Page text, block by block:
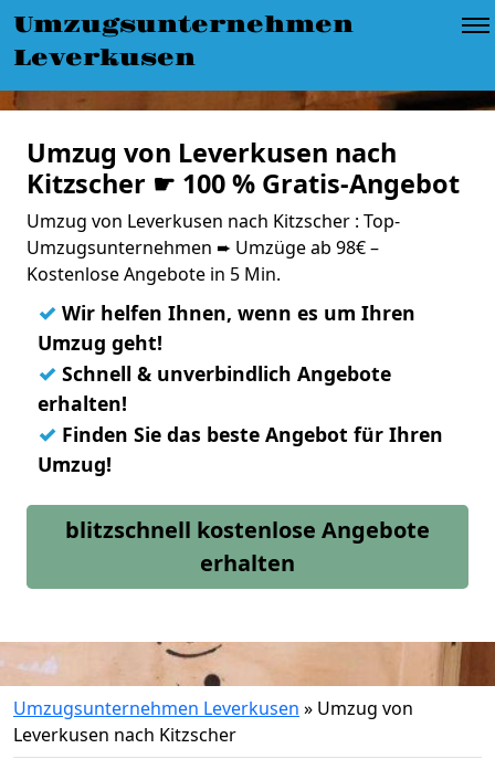
Umzugsunternehmen
Leverkusen
Umzug von Leverkusen nach
Kitzscher ☛ 100 % Gratis-Angebot
Umzug von Leverkusen nach Kitzscher : Top-
Umzugsunternehmen ➨ Umzüge ab 98€ –
Kostenlose Angebote in 5 Min.
✓ Wir helfen Ihnen, wenn es um Ihren
Umzug geht!
✓ Schnell & unverbindlich Angebote
erhalten!
✓ Finden Sie das beste Angebot für Ihren
Umzug!
blitzschnell kostenlose Angebote
erhalten
Umzugsunternehmen Leverkusen » Umzug von
Leverkusen nach Kitzscher